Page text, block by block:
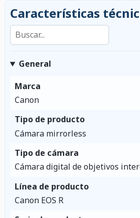
Características
Buscar en las características
General
Marca
Canon
Tipo de producto
Cámara mirrorless
Tipo de cámara
Cámara digital de objetivos
Línea de producto
Canon EOS R